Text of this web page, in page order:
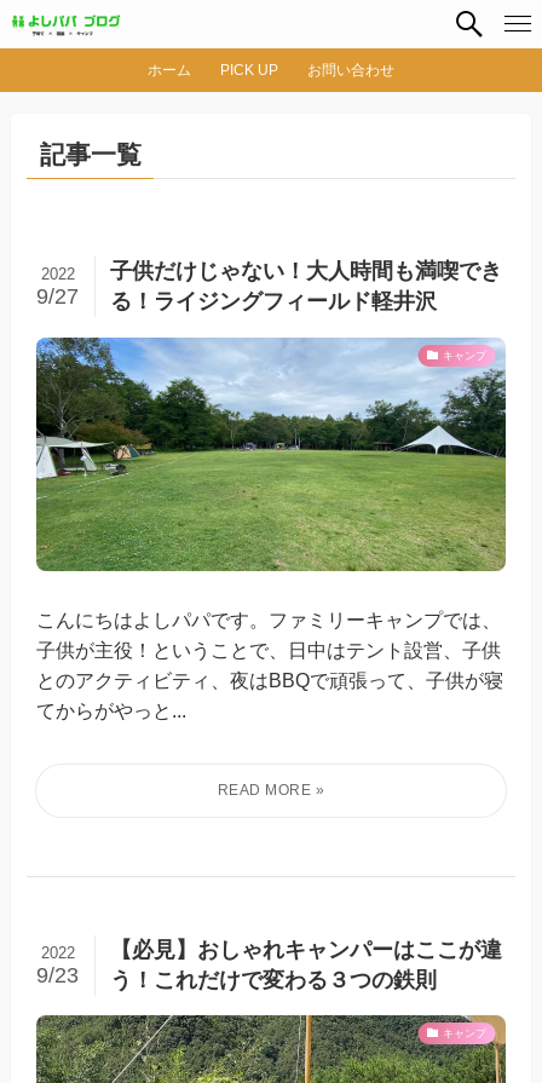
ホーム PICK UP お問い合わせ
記事一覧
子供だけじゃない！大人時間も満喫でき
る！ライジングフィールド軽井沢
2022
9/27
キャンプ
こんにちはよしパパです。ファミリーキャンプでは、
子供が主役！ということで、日中はテント設営、子供
とのアクティビティ、夜はBBQで頑張って、子供が寝
てからがやっと...
【必見】おしゃれキャンパーはここが違
う！これだけで変わる３つの鉄則
2022
9/23
キャンプ